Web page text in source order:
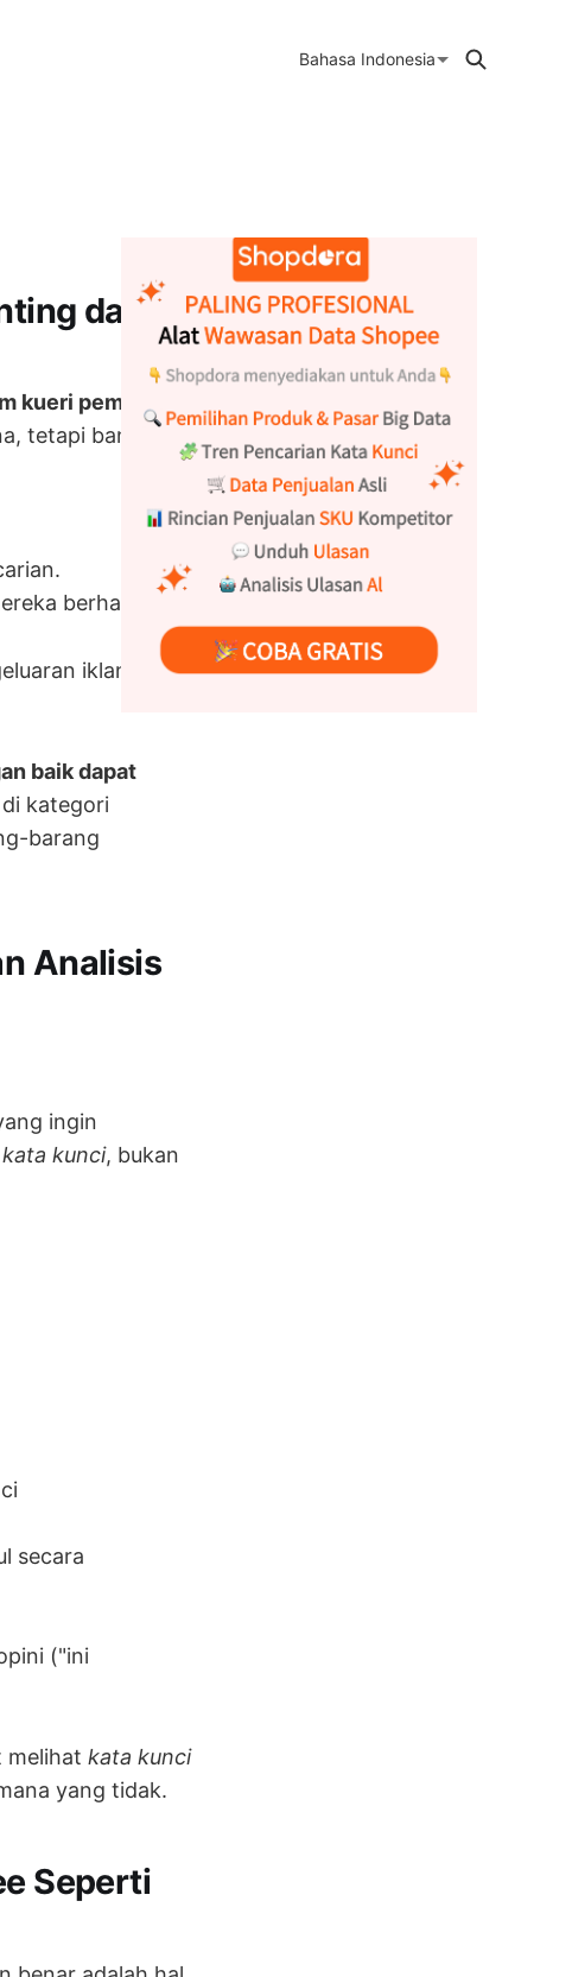
Bahasa Indonesia
dari
kueri pembeli
tetapi banyak
berhasil.
iklan yang
baik dapat
kategori
barang
Analisis
ingin
kunci, bukan
secara
("ini
melihat kata kunci
yang tidak.
Seperti